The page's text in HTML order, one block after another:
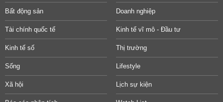
Bất động sản Doanh nghiệp
Tài chính quốc tế Kinh tế vĩ mô - Đầu tư
Kinh tế số Thị trường
Sống Lifestyle
Xã hội Lịch sự kiện